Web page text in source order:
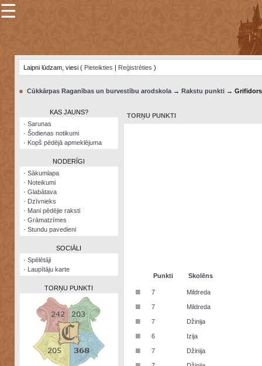
×
Šodienas
notikumi
Visatcera
almanahs
Arhīvs
Zināšanu
☰
Laipni lūdzam, viesi ( Pieteikties | Reģistrēties )
● Cūkkārpas Raganības un burvestību arodskola→ Rakstu punkti→ Grifidors
KAS JAUNS?
· Sarunas
· Šodienas notikumi
· Kopš pēdējā apmeklējuma
NODERĪGI
· Sākumlapa
· Noteikumi
· Glabātava
· Dzīvnieks
· Mani pēdējie raksti
· Grāmatzīmes
· Stundu pavedieni
SOCIĀLI
· Spēlētāji
· Laupītāju karte
TORŅU PUNKTI
TORŅU PUNKTI
Punkti Skolēns
■ 7 Mildreda
■ 7 Mildreda
■ 7 Džinija
■ 6 Izija
■ 7 Džinija